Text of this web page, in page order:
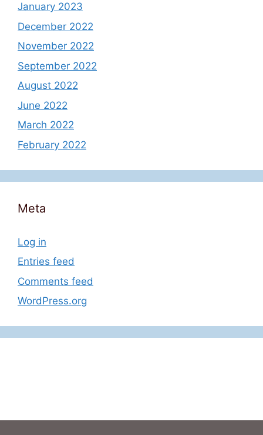
January 2023
December 2022
November 2022
September 2022
August 2022
June 2022
March 2022
February 2022
Meta
Log in
Entries feed
Comments feed
WordPress.org